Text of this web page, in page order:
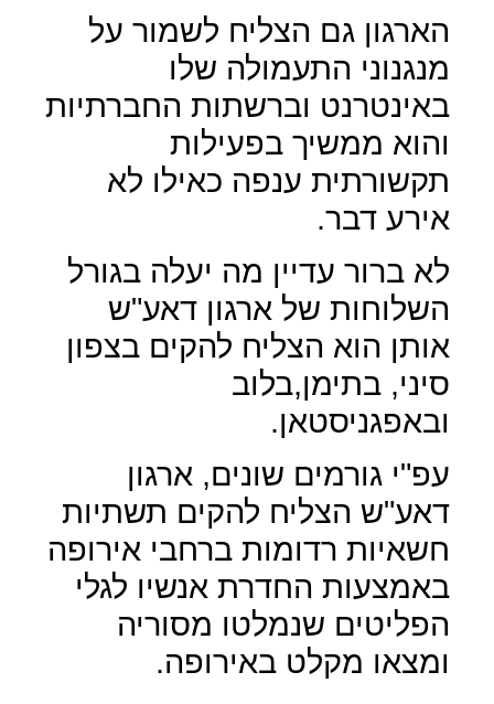
הארגון גם הצליח לשמור על
מנגנוני התעמולה שלו
באינטרנט וברשתות החברתיות
והוא ממשיך בפעילות
תקשורתית ענפה כאילו לא
אירע דבר.
לא ברור עדיין מה יעלה בגורל
השלוחות של ארגון דאע"ש
אותן הוא הצליח להקים בצפון
סיני, בתימן,בלוב
ובאפגניסטאן.
עפ"י גורמים שונים, ארגון
דאע"ש הצליח להקים תשתיות
חשאיות רדומות ברחבי אירופה
באמצעות החדרת אנשיו לגלי
הפליטים שנמלטו מסוריה
ומצאו מקלט באירופה.